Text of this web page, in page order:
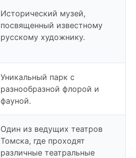
Исторический музей,
посвященный известному
русскому художнику.
Уникальный парк с
разнообразной флорой и
фауной.
Один из ведущих театров
Томска, где проходят
различные театральные